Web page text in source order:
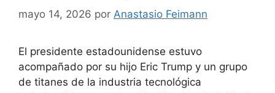
mayo 14, 2026 por Anastasio Feimann
El presidente estadounidense estuvo
acompañado por su hijo Eric Trump y un grupo
de titanes de la industria tecnológica